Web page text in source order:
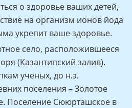
о здоровье ваших детей,
на организм ионов йода
укрепит ваше здоровье.
село, расположившееся
(Казантипский залив).
ученых, до н.э.
поселения – Золотое
Поселение Сююрташское в